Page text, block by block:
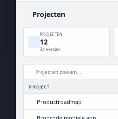
Projecten
PROJECTEN
12
34 Versies
Projecten zoeken...
PROJECT
Productroadmap